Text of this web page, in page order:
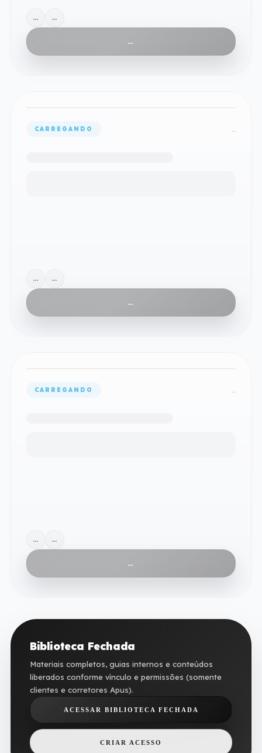
… …
…
CARREGANDO
… …
…
CARREGANDO
… …
…
Biblioteca Fechada
Materiais completos, guias internos e conteúdos
liberados conforme vínculo e permissões (somente
clientes e corretores Apus).
ACESSAR BIBLIOTECA FECHADA
CRIAR ACESSO